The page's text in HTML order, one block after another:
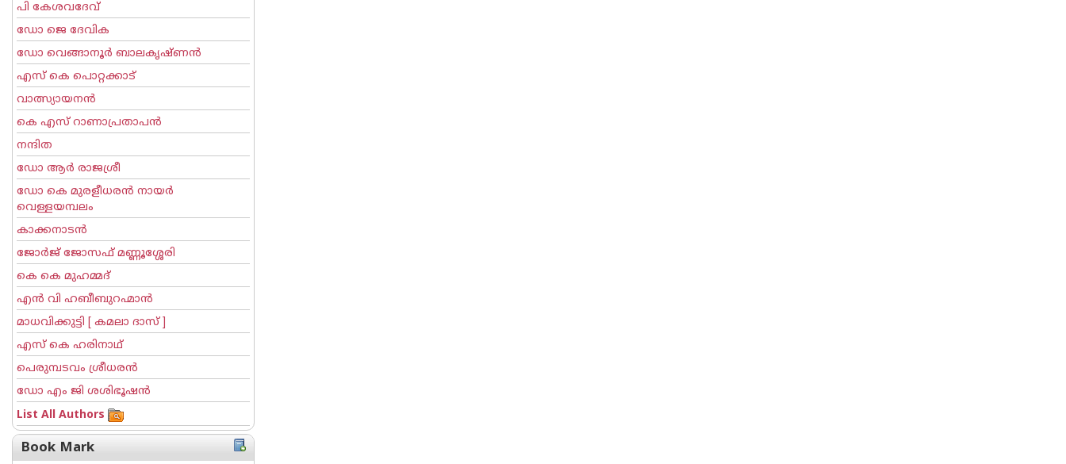
പി കേശവദേവ്‌
ഡോ ജെ ദേവിക
ഡോ വെങ്ങാനൂര്‍ ബാലകൃഷ്ണന്‍
എസ്‌ കെ പൊറ്റക്കാട്‌
വാത്സ്യായനന്‍
കെ എസ് റാണാപ്രതാപന്‍
നന്ദിത
ഡോ ആര്‍ രാജശ്രീ
ഡോ കെ മുരളീധരന്‍ നായര്‍
വെള്ളയമ്പലം
കാക്കനാടന്‍
ജോര്‍ജ് ജോസഫ് മണ്ണൂശ്ശേരി
കെ കെ മുഹമ്മദ്
എന്‍ വി ഹബീബുറഹ്മാന്‍
മാധവിക്കുട്ടി [ കമലാ ദാസ് ]
എസ് കെ ഹരിനാഥ്
പെരുമ്പടവം ശ്രീധര‌ന്‍
ഡോ എം ജി ശശിഭൂഷന്‍
List All Authors
Book Mark